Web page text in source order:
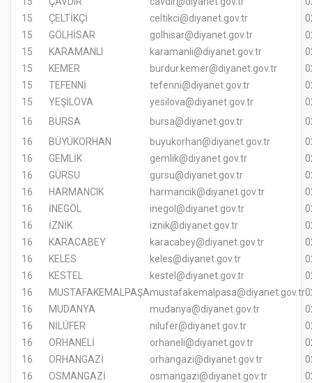
15
ÇELTİKÇİ celtikci@diyanet.gov.tr
15
GÖLHİSAR golhisar@diyanet.gov.tr
15
KARAMANLI karamanli@diyanet.gov.tr
15
KEMER burdur.kemer@diyanet.gov.tr
15
TEFENNİ tefenni@diyanet.gov.tr
15
YEŞİLOVA yesilova@diyanet.gov.tr
16
BURSA bursa@diyanet.gov.tr
16
BÜYÜKORHAN buyukorhan@diyanet.gov.tr
16
GEMLİK gemlik@diyanet.gov.tr
16
GÜRSU gursu@diyanet.gov.tr
16
HARMANCIK harmancik@diyanet.gov.tr
16
İNEGÖL inegol@diyanet.gov.tr
16
İZNİK iznik@diyanet.gov.tr
16
KARACABEY karacabey@diyanet.gov.tr
16
KELES keles@diyanet.gov.tr
16
KESTEL kestel@diyanet.gov.tr
16
MUSTAFAKEMALPAŞAmustafakemalpasa@diyanet.gov.tr
16
MUDANYA mudanya@diyanet.gov.tr
16
NİLÜFER nilufer@diyanet.gov.tr
16
ORHANELİ orhaneli@diyanet.gov.tr
16
ORHANGAZİ orhangazi@diyanet.gov.tr
16
OSMANGAZİ osmangazi@diyanet.gov.tr